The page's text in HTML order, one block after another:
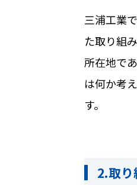
三浦工業
た取り組
所在地で
は何か考
す。
2.取